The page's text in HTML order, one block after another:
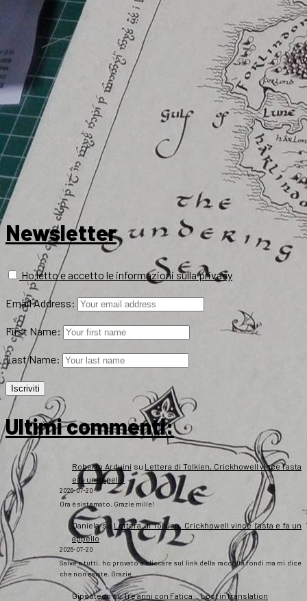
Newsletter
Ho letto e accetto le informazioni sulla privacy
Email Address:
First Name:
Last Name:
Ultimi commenti:
Roberto Arduini su Lettera di Tolkien, Crickhowell vince l’asta
e fa un appello
2026-07-20
Ora è sistemato. Grazie mille!
Danielasu Lettera di Tolkien, Crickhowell vince l’asta e fa un
appello
2026-07-20
Salve a tutti, ho provato a cliccare sul link della raccolta fondi ma mi dice
che non esiste. Grazie
GipsotecosuTre anni con Fatica… Lost in translation